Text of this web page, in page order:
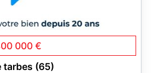
000 €
tarbes (65)